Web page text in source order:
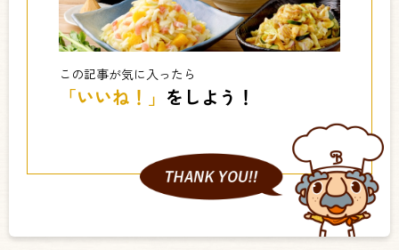
この記事が気に入ったら
「いいね！」 をしよう！